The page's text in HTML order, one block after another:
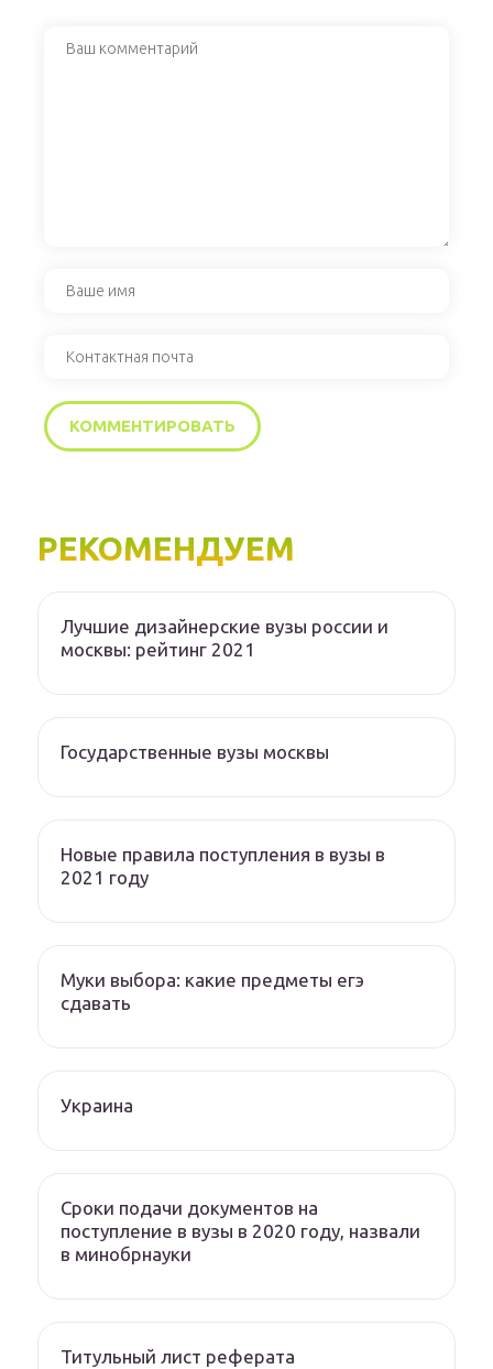
РЕКОМЕНДУЕМ
Лучшие дизайнерские вузы россии и
москвы: рейтинг 2021
Государственные вузы москвы
Новые правила поступления в вузы в
2021 году
Муки выбора: какие предметы егэ
сдавать
Украина
Сроки подачи документов на
поступление в вузы в 2020 году, назвали
в минобрнауки
Титульный лист реферата